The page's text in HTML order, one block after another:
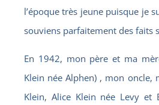
l’époque très jeune puisque je
souviens parfaitement des faits
En 1942, mon père et ma
Klein née Alphen) , mon oncle,
Klein, Alice Klein née Levy et